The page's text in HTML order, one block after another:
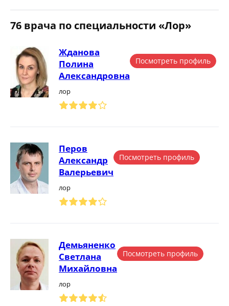
76 врача по специальности «Лор»
Жданова
Полина
Александровна
лор
Посмотреть профиль
Перов
Александр
Валерьевич
лор
Посмотреть профиль
Демьяненко
Светлана
Михайловна
лор
Посмотреть профиль